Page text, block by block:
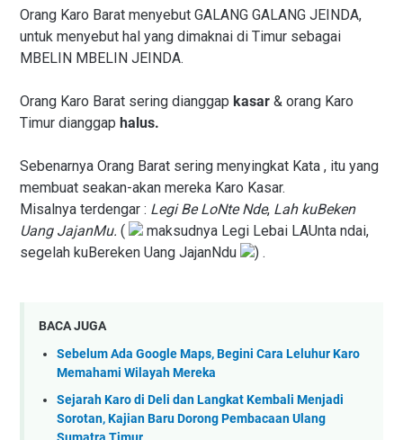
Orang Karo Barat menyebut GALANG GALANG JEINDA,
untuk menyebut hal yang dimaknai di Timur sebagai
MBELIN MBELIN JEINDA.
Orang Karo Barat sering dianggap kasar & orang Karo
Timur dianggap halus.
Sebenarnya Orang Barat sering menyingkat Kata , itu yang
membuat seakan-akan mereka Karo Kasar.
Misalnya terdengar : Legi Be LoNte Nde, Lah kuBeken
Uang JajanMu. (
maksudnya Legi Lebai LAUnta ndai,
segelah kuBereken Uang JajanNdu
) .
BACA JUGA
Sebelum Ada Google Maps, Begini Cara Leluhur Karo
Memahami Wilayah Mereka
Sejarah Karo di Deli dan Langkat Kembali Menjadi
Sorotan, Kajian Baru Dorong Pembacaan Ulang